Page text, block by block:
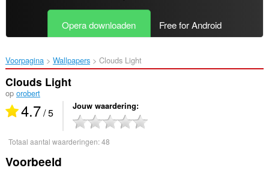
Opera downloaden Free for Android
Voorpagina Wallpapers Clouds Light‎
Clouds Light
op orobert
4.7/ 5 Jouw waardering
Totaal aantal waarderingen:48
Voorbeeld